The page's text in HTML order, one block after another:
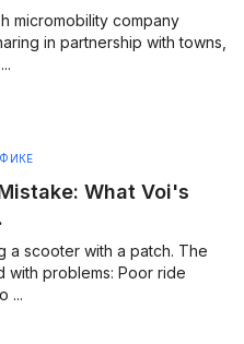
micromobility company
in partnership with towns,
What Voi's
a scooter with a patch. The
with problems: Poor ride
...